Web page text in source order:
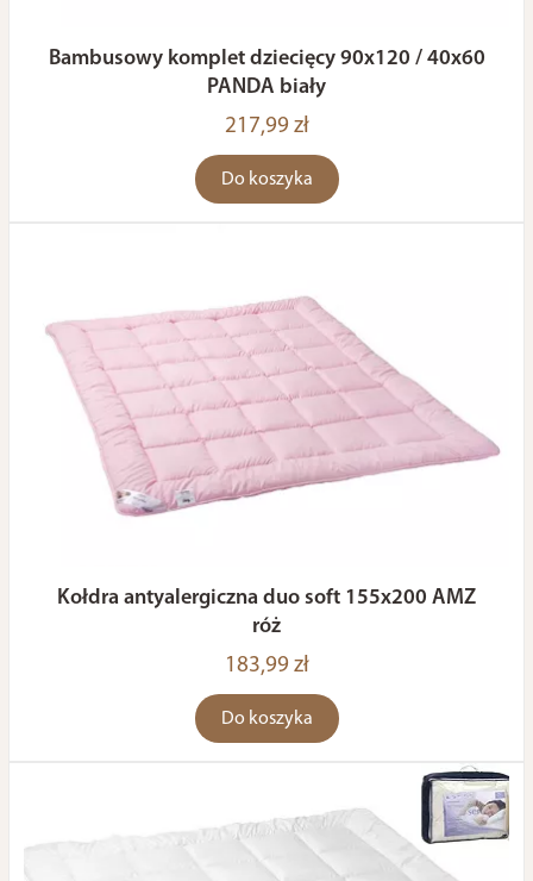
Bambusowy komplet dziecięcy 90x120 / 40x60
PANDA biały
217,99 zł
Do koszyka
Kołdra antyalergiczna duo soft 155x200 AMZ
róż
183,99 zł
Do koszyka